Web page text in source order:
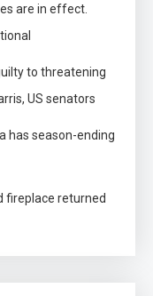
are in effect.
to threatening
US senators
has season-ending
fireplace returned